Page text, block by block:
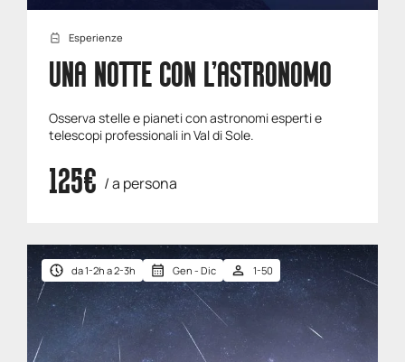
Esperienze
UNA NOTTE CON L’ASTRONOMO
Osserva stelle e pianeti con astronomi esperti e
telescopi professionali in Val di Sole.
125€ / a persona
da 1-2h a 2-3h Gen - Dic 1-50